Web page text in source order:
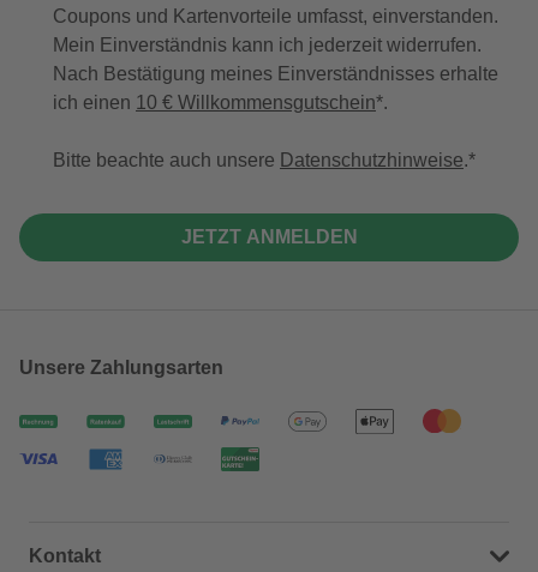
Coupons und Kartenvorteile umfasst, einverstanden.
Mein Einverständnis kann ich jederzeit widerrufen.
Nach Bestätigung meines Einverständnisses erhalte
ich einen 10 € Willkommensgutschein*.
Bitte beachte auch unsere Datenschutzhinweise.
JETZT ANMELDEN
Unsere Zahlungsarten
Kontakt